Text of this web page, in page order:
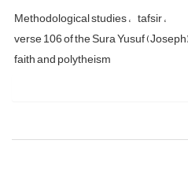
Methodological studies tafsir
verse 106 of the Sura Yusuf
faith and polytheism